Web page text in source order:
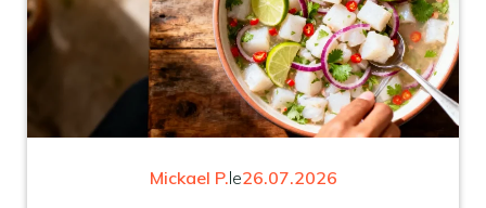
Mickael P.le26.07.2026